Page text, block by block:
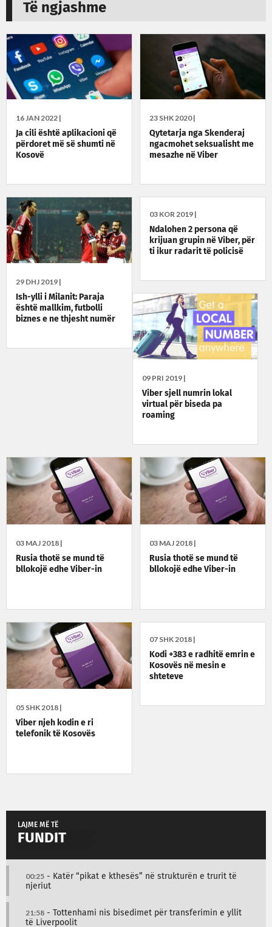
Të ngjashme
16 JAN 2022 |
Ja cili është aplikacioni që
përdoret më së shumti në
Kosovë
23 SHK 2020 |
Qytetarja nga Skenderaj
ngacmohet seksualisht me
mesazhe në Viber
29 DHJ 2019 |
Ish-ylli i Milanit: Paraja
është mallkim, futbolli
biznes e ne thjesht numër
03 KOR 2019 |
Ndalohen 2 persona që
krijuan grupin në Viber, për
ti ikur radarit të policisë
09 PRI 2019 |
Viber sjell numrin lokal
virtual për biseda pa
roaming
03 MAJ 2018 |
Rusia thotë se mund të
bllokojë edhe Viber-in
03 MAJ 2018 |
Rusia thotë se mund të
bllokojë edhe Viber-in
07 SHK 2018 |
Kodi +383 e radhitë emrin e
Kosovës në mesin e
shteteve
05 SHK 2018 |
Viber njeh kodin e ri
telefonik të Kosovës
LAJME MË TË
FUNDIT
00:25 - Katër “pikat e kthesës” në strukturën e trurit të
njeriut
21:58 - Tottenhami nis bisedimet për transferimin e yllit
të Liverpoolit